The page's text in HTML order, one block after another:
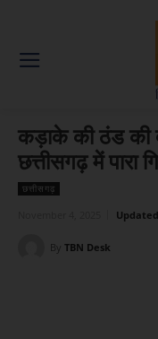
कड़ाके की ठंड की
छत्तीसगढ़ में पारा
छत्तीसगढ़
By TBN Desk